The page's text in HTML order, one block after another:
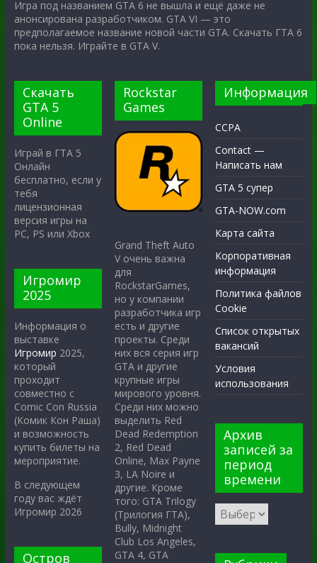
Игра под названием GTA 6 не вышла и ещё даже не
анонсирована разработчиком. GTA VI — это
предполагаемое название новой части GTA. Скачать ГТА 6
пока нельзя. Играйте в GTA V.
Скачать
GTA 5
Online
Играй в ГТА 5
Онлайн
бесплатно, если у
тебя
лицензионная
версия игры на
PC, PS или Xbox
Игромир
2025
Информация о
выставке
Игромир 2025,
который
проходит
совместно с
Comic Con Russia
(Комик Кон Раша)
и возможность
купить билеты на
мероприятие.
В следующем
году вас ждёт
Игромир 2026
Остров
Rockstar
Games
Grand Theft Auto
V очень важна
для
RockstarGames,
но у компании
разработчика игр
есть и другие
проекты. Среди
них вся серия игр
GTA и другие
крупные игры
мирового уровня.
Среди них можно
выделить Red
Dead Redemption
2, Red Dead
Online, Max Payne
3, LA Noire и
другие. Кроме
того: GTA Trilogy
(Трилогия ГТА),
Bully, Midnight
Club Los Angeles,
GTA 4, GTA
Информация
CCPA
Contact —
Написать нам
GTA 5 супер
GTA-NOW.com
Карта сайта
Корпоративная
информация
Политика файлов
Cookie
Список открытых
вакансий
Условия
использования
Архив
записей за
период
времени